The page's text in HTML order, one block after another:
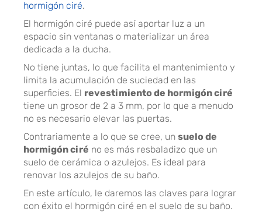
hormigón ciré.
El hormigón ciré puede así aportar luz a un
espacio sin ventanas o materializar un área
dedicada a la ducha.
No tiene juntas, lo que facilita el mantenimiento y
limita la acumulación de suciedad en las
superficies. El revestimiento de hormigón ciré
tiene un grosor de 2 a 3 mm, por lo que a menudo
no es necesario elevar las puertas.
Contrariamente a lo que se cree, un suelo de
hormigón ciré no es más resbaladizo que un
suelo de cerámica o azulejos. Es ideal para
renovar los azulejos de su baño.
En este artículo, le daremos las claves para lograr
con éxito el hormigón ciré en el suelo de su baño.